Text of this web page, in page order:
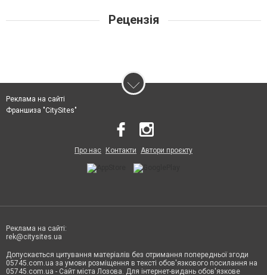
Рецензія
Реклама на сайті
Франшиза "CitySites"
Про нас Контакти Автори проєкту
Реклама на сайті:
rek@citysites.ua
Допускається цитування матеріалів без отримання попередньої згоди
05745.com.ua за умови розміщення в тексті обов'язкового посилання на
05745.com.ua - Сайт міста Лозова. Для інтернет-видань обов'язкове